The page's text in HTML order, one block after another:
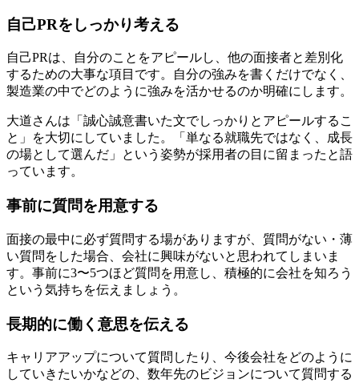
自己PRをしっかり考える
自己PRは、自分のことをアピールし、他の面接者と差別化
するための大事な項目です。自分の強みを書くだけでなく、
製造業の中でどのように強みを活かせるのか明確にします。
大道さんは「誠心誠意書いた文でしっかりとアピールするこ
と」を大切にしていました。「単なる就職先ではなく、成長
の場として選んだ」という姿勢が採用者の目に留まったと語
っています。
事前に質問を用意する
面接の最中に必ず質問する場がありますが、質問がない・薄
い質問をした場合、会社に興味がないと思われてしまいま
す。事前に3〜5つほど質問を用意し、積極的に会社を知ろう
という気持ちを伝えましょう。
長期的に働く意思を伝える
キャリアアップについて質問したり、今後会社をどのように
していきたいかなどの、数年先のビジョンについて質問する